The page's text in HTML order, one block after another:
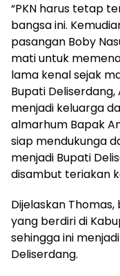
“PKN harus tetap
bangsa ini.
pasangan Boby
mati untuk
lama kenal sejak
Bupati Deliserdang,
menjadi keluarga
almarhum Bapak
siap mendukunga
menjadi Bupati
disambut teriakan
Dijelaskan
yang berdiri di
sehingga ini
Deliserdang.